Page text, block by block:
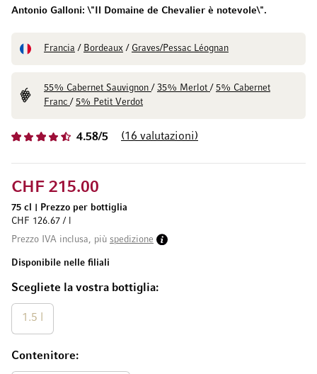
4.58/5 16 valutazioni
Antonio Galloni: \"Il Domaine de Chevalier è notevole\".
Francia / Bordeaux / Graves/Pessac Léognan
55% Cabernet Sauvignon/ 35% Merlot/ 5% Cabernet
Franc/ 5% Petit Verdot
Scegliete la vostra bottiglia
1.5 l
Contenitore
CHF 215.00
75 cl
Prezzo per bottiglia
CHF 126.67 / l
Prezzo IVA inclusa, più spedizione
Disponibile nelle filiali